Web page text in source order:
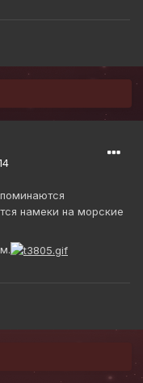
намеки на морские